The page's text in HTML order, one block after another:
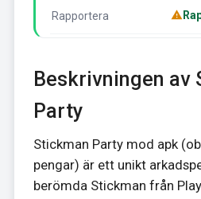
Rapportera
Beskrivningen av
Party
Stickman Party mod apk
pengar) är ett unikt
berömda Stickman från